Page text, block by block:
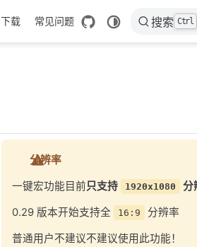
下载 常见问题 搜索 Ctrl
分辨率
一键宏功能目前只支持 1920x1080 分
0.29 版本开始支持全 16:9 分辨率
普通用户不建议不建议使用此功能！